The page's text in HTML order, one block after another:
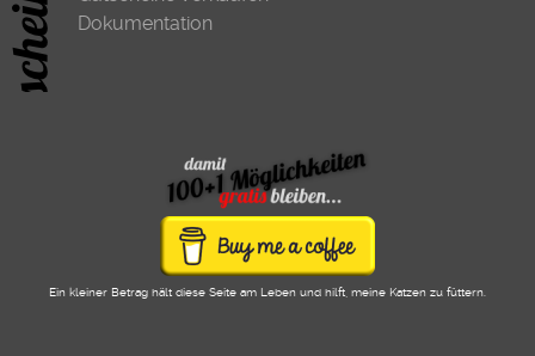
Dokumentation
Ein kleiner Betrag hält diese Seite am Leben und hilft, meine Katzen zu füttern.